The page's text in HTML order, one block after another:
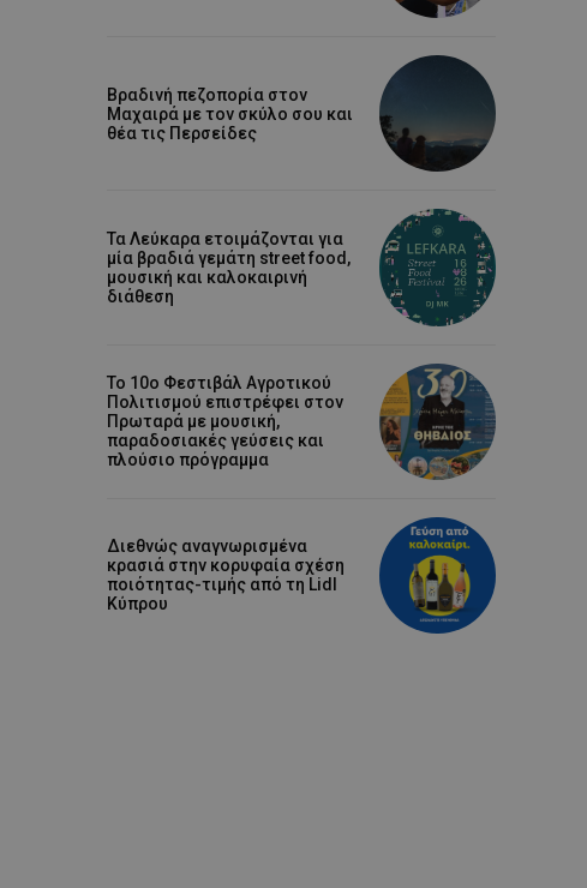
Βραδινή πεζοπορία στον
Μαχαιρά με τον σκύλο σου και
θέα τις Περσείδες
Τα Λεύκαρα ετοιμάζονται για
μία βραδιά γεμάτη street food,
μουσική και καλοκαιρινή
διάθεση
Το 10ο Φεστιβάλ Αγροτικού
Πολιτισμού επιστρέφει στον
Πρωταρά με μουσική,
παραδοσιακές γεύσεις και
πλούσιο πρόγραμμα
Διεθνώς αναγνωρισμένα
κρασιά στην κορυφαία σχέση
ποιότητας-τιμής από τη Lidl
Κύπρου